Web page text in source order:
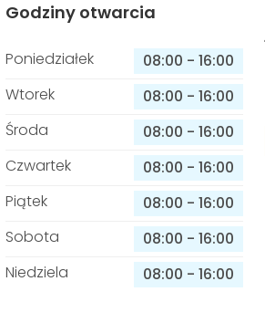
Godziny otwarcia
Poniedziałek 08:00 - 16:00
Wtorek
08:00 - 16:00
Środa
08:00 - 16:00
Czwartek
08:00 - 16:00
Piątek
08:00 - 16:00
Sobota
08:00 - 16:00
Niedziela
08:00 - 16:00